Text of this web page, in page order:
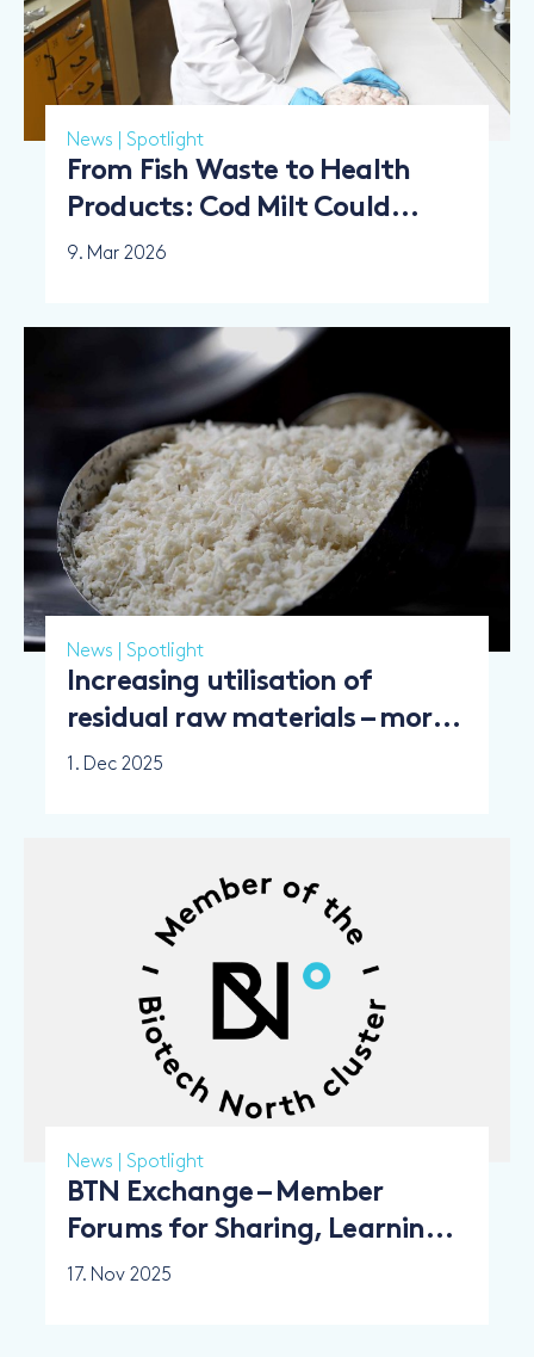
News Spotlight
From Fish Waste to Health
Products: Cod Milt Could
Become a Valuable Resource
9. Mar 2026
News Spotlight
Increasing utilisation of
residual raw materials – more
going to food
1. Dec 2025
News Spotlight
BTN Exchange – Member
Forums for Sharing, Learning
and Collaboration
17. Nov 2025